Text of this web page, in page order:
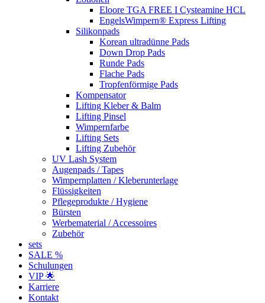
Eloore TGA FREE I Cysteamine HCL
EngelsWimpern® Express Lifting
Silikonpads
Korean ultradünne Pads
Down Drop Pads
Runde Pads
Flache Pads
Tropfenförmige Pads
Kompensator
Lifting Kleber & Balm
Lifting Pinsel
Wimpernfarbe
Lifting Sets
Lifting Zubehör
UV Lash System
Augenpads / Tapes
Wimpernplatten / Kleberunterlage
Flüssigkeiten
Pflegeprodukte / Hygiene
Bürsten
Werbematerial / Accessoires
Zubehör
sets
SALE %
Schulungen
VIP 🌟
Karriere
Kontakt